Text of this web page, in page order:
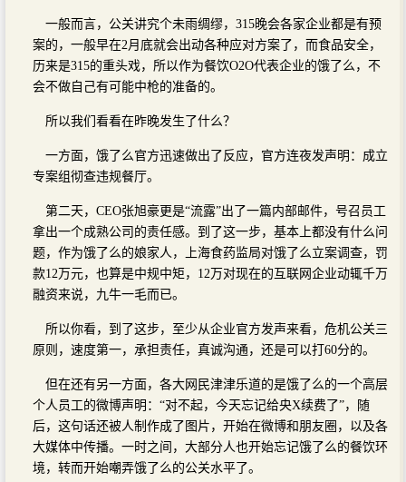
一般而言，公关讲究个未雨绸缪，315晚会各家企业都是有预
案的，一般早在2月底就会出动各种应对方案了，而食品安全，
历来是315的重头戏，所以作为餐饮O2O代表企业的饿了么，不
会不做自己有可能中枪的准备的。
所以我们看看在昨晚发生了什么？
一方面，饿了么官方迅速做出了反应，官方连夜发声明：成立
专案组彻查违规餐厅。
第二天，CEO张旭豪更是“流露”出了一篇内部邮件，号召员工
拿出一个成熟公司的责任感。到了这一步，基本上都没有什么问
题，作为饿了么的娘家人，上海食药监局对饿了么立案调查，罚
款12万元，也算是中规中矩，12万对现在的互联网企业动辄千万
融资来说，九牛一毛而已。
所以你看，到了这步，至少从企业官方发声来看，危机公关三
原则，速度第一，承担责任，真诚沟通，还是可以打60分的。
但在还有另一方面，各大网民津津乐道的是饿了么的一个高层
个人员工的微博声明：“对不起，今天忘记给央X续费了”，随
后，这句话还被人制作成了图片，开始在微博和朋友圈，以及各
大媒体中传播。一时之间，大部分人也开始忘记饿了么的餐饮环
境，转而开始嘲弄饿了么的公关水平了。